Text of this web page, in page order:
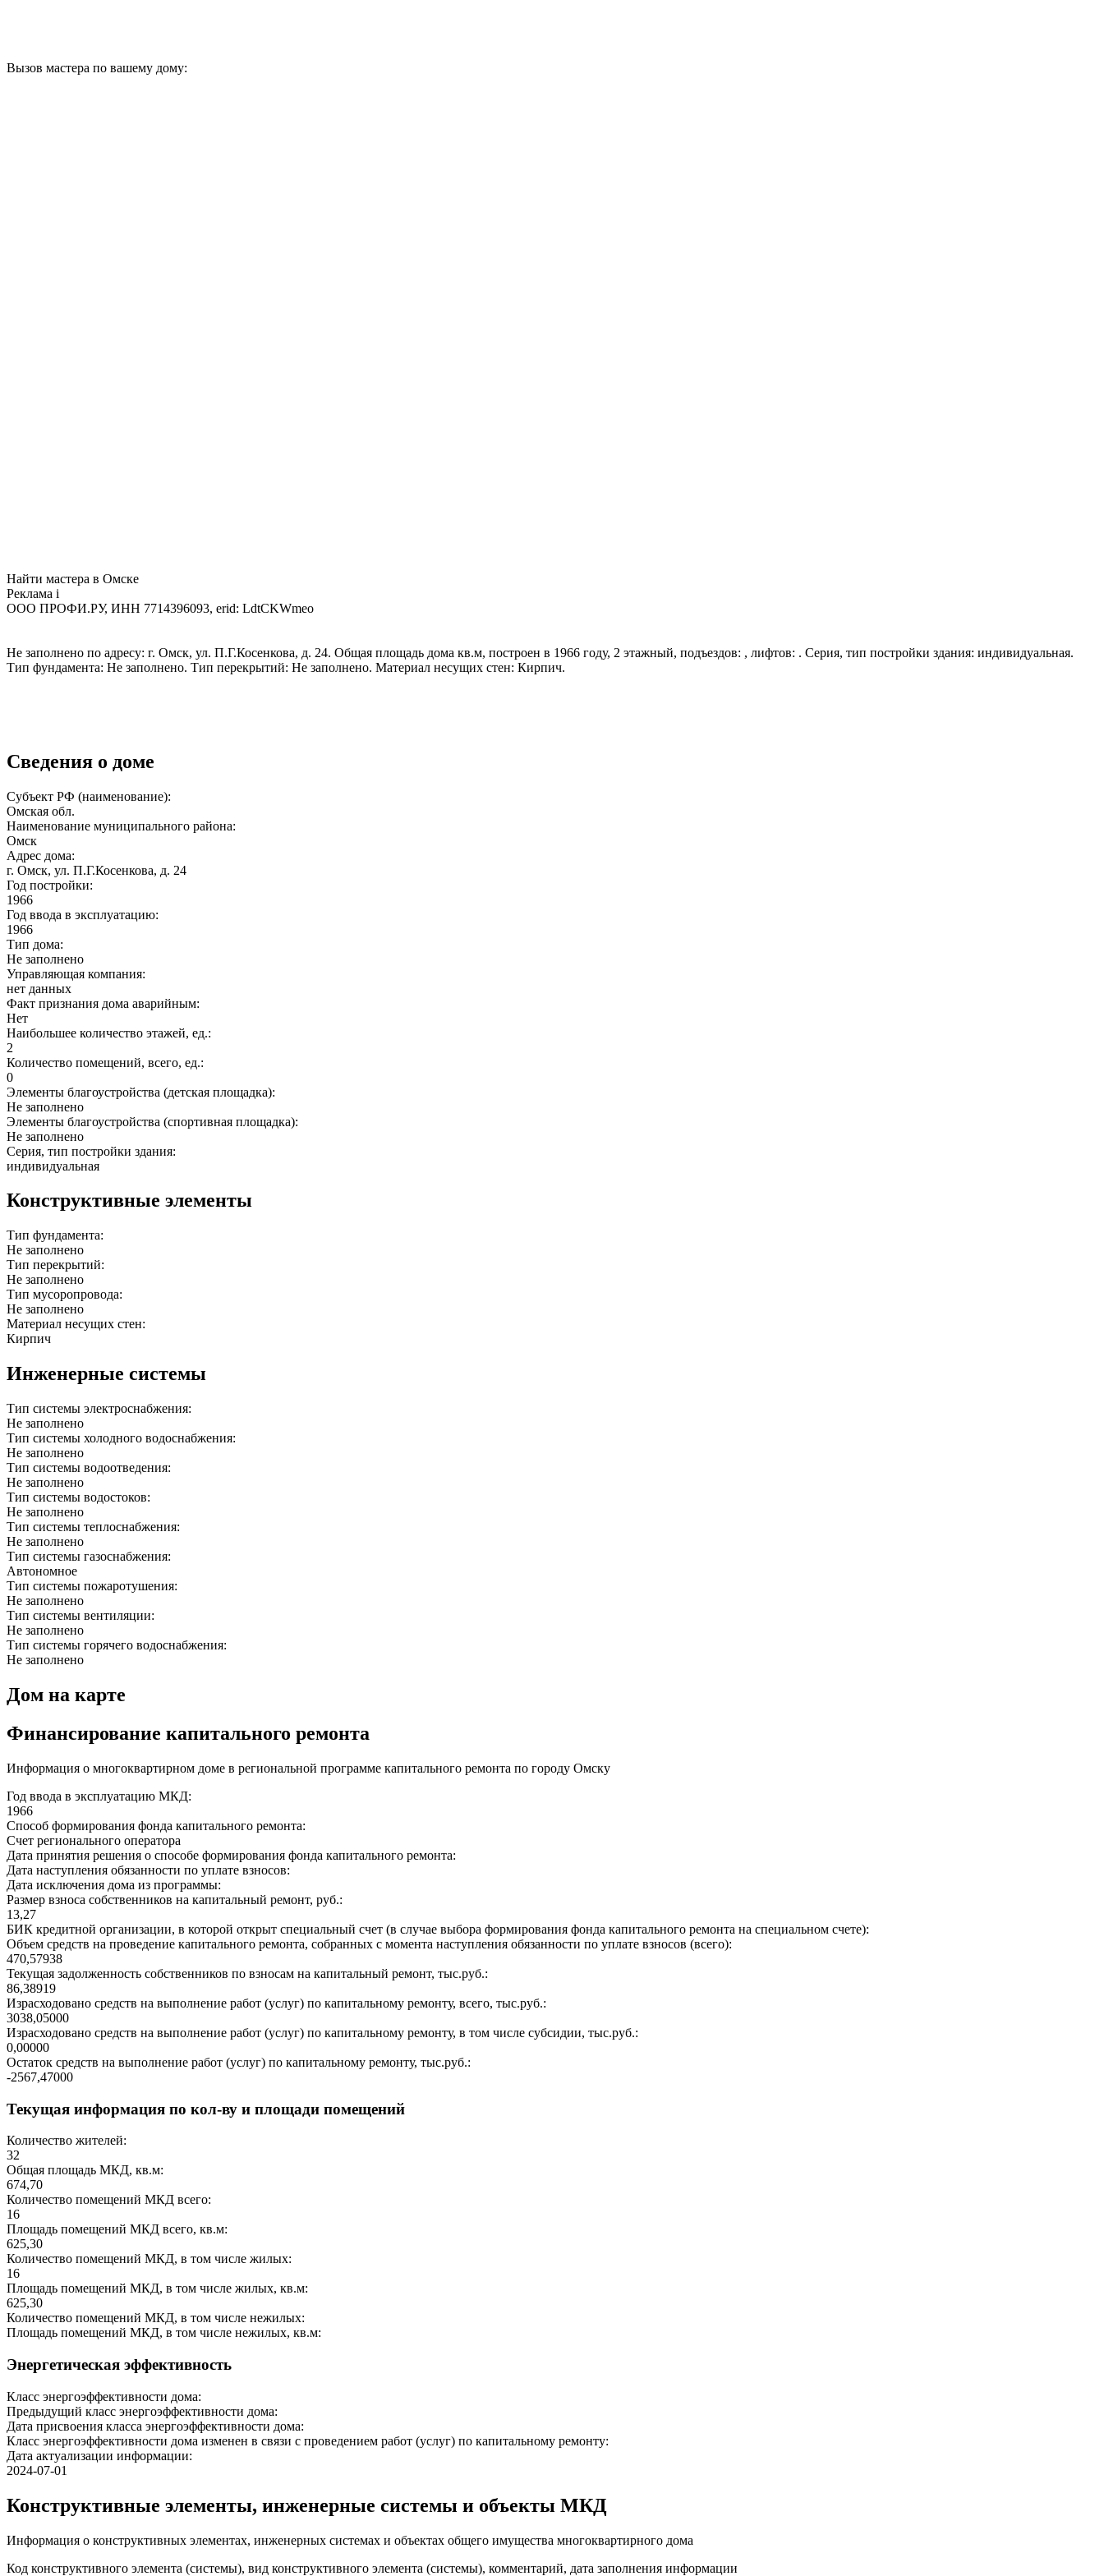
Вызов мастера по вашему дому:
Найти мастера в Омске
Реклама i
ООО ПРОФИ.РУ, ИНН 7714396093, erid: LdtCKWmeo
Не заполнено по адресу: г. Омск, ул. П.Г.Косенкова, д. 24. Общая площадь дома кв.м, построен в 1966 году, 2 этажный, подъездов: , лифтов: . Серия, тип постройки здания: индивидуальная.
Тип фундамента: Не заполнено. Тип перекрытий: Не заполнено. Материал несущих стен: Кирпич.
Сведения о доме
Субъект РФ (наименование):
Омская обл.
Наименование муниципального района:
Омск
Адрес дома:
г. Омск, ул. П.Г.Косенкова, д. 24
Год постройки:
1966
Год ввода в эксплуатацию:
1966
Тип дома:
Не заполнено
Управляющая компания:
нет данных
Факт признания дома аварийным:
Нет
Наибольшее количество этажей, ед.:
2
Количество помещений, всего, ед.:
0
Элементы благоустройства (детская площадка):
Не заполнено
Элементы благоустройства (спортивная площадка):
Не заполнено
Серия, тип постройки здания:
индивидуальная
Конструктивные элементы
Тип фундамента:
Не заполнено
Тип перекрытий:
Не заполнено
Тип мусоропровода:
Не заполнено
Материал несущих стен:
Кирпич
Инженерные системы
Тип системы электроснабжения:
Не заполнено
Тип системы холодного водоснабжения:
Не заполнено
Тип системы водоотведения:
Не заполнено
Тип системы водостоков:
Не заполнено
Тип системы теплоснабжения:
Не заполнено
Тип системы газоснабжения:
Автономное
Тип системы пожаротушения:
Не заполнено
Тип системы вентиляции:
Не заполнено
Тип системы горячего водоснабжения:
Не заполнено
Дом на карте
Финансирование капитального ремонта
Информация о многоквартирном доме в региональной программе капитального ремонта по городу Омску
Год ввода в эксплуатацию МКД:
1966
Способ формирования фонда капитального ремонта:
Счет регионального оператора
Дата принятия решения о способе формирования фонда капитального ремонта:
Дата наступления обязанности по уплате взносов:
Дата исключения дома из программы:
Размер взноса собственников на капитальный ремонт, руб.:
13,27
БИК кредитной организации, в которой открыт специальный счет (в случае выбора формирования фонда капитального ремонта на специальном счете):
Объем средств на проведение капитального ремонта, собранных с момента наступления обязанности по уплате взносов (всего):
470,57938
Текущая задолженность собственников по взносам на капитальный ремонт, тыс.руб.:
86,38919
Израсходовано средств на выполнение работ (услуг) по капитальному ремонту, всего, тыс.руб.:
3038,05000
Израсходовано средств на выполнение работ (услуг) по капитальному ремонту, в том числе субсидии, тыс.руб.:
0,00000
Остаток средств на выполнение работ (услуг) по капитальному ремонту, тыс.руб.:
-2567,47000
Текущая информация по кол-ву и площади помещений
Количество жителей:
32
Общая площадь МКД, кв.м:
674,70
Количество помещений МКД всего:
16
Площадь помещений МКД всего, кв.м:
625,30
Количество помещений МКД, в том числе жилых:
16
Площадь помещений МКД, в том числе жилых, кв.м:
625,30
Количество помещений МКД, в том числе нежилых:
Площадь помещений МКД, в том числе нежилых, кв.м:
Энергетическая эффективность
Класс энергоэффективности дома:
Предыдущий класс энергоэффективности дома:
Дата присвоения класса энергоэффективности дома:
Класс энергоэффективности дома изменен в связи с проведением работ (услуг) по капитальному ремонту:
Дата актуализации информации:
2024-07-01
Конструктивные элементы, инженерные системы и объекты МКД
Информация о конструктивных элементах, инженерных системах и объектах общего имущества многоквартирного дома
Код конструктивного элемента (системы), вид конструктивного элемента (системы), комментарий, дата заполнения информации